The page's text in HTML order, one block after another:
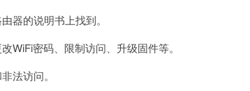
的说明书上找到。
密码、限制访问、升级固件等。
法访问。